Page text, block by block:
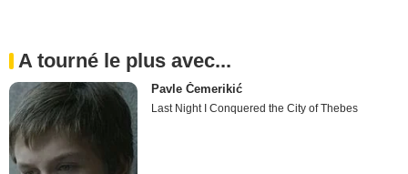
A tourné le plus avec...
Pavle Čemerikić
Last Night I Conquered the City of Thebes